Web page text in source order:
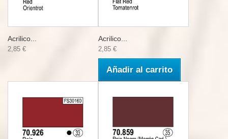
Acrilico...
2,85 €
Acrilico...
2,85 €
Añadir al carrito